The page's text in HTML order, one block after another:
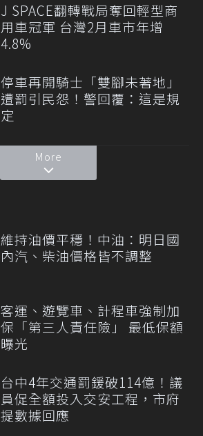
J SPACE翻轉戰局奪回輕型商
用車冠軍 台灣2月車市年增
4.8%
停車再開騎士「雙腳未著地」
遭罰引民怨！警回覆：這是規
定
More
維持油價平穩！中油：明日國
內汽、柴油價格皆不調整
客運、遊覽車、計程車強制加
保「第三人責任險」 最低保額
曝光
台中4年交通罰鍰破114億！議
員促全額投入交安工程，市府
提數據回應